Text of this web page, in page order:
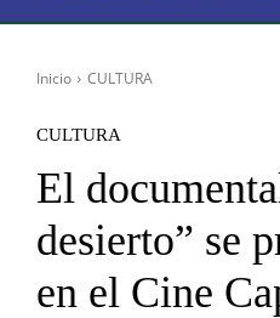
Inicio CULTURA
CULTURA
El
desierto” se
en el Cine